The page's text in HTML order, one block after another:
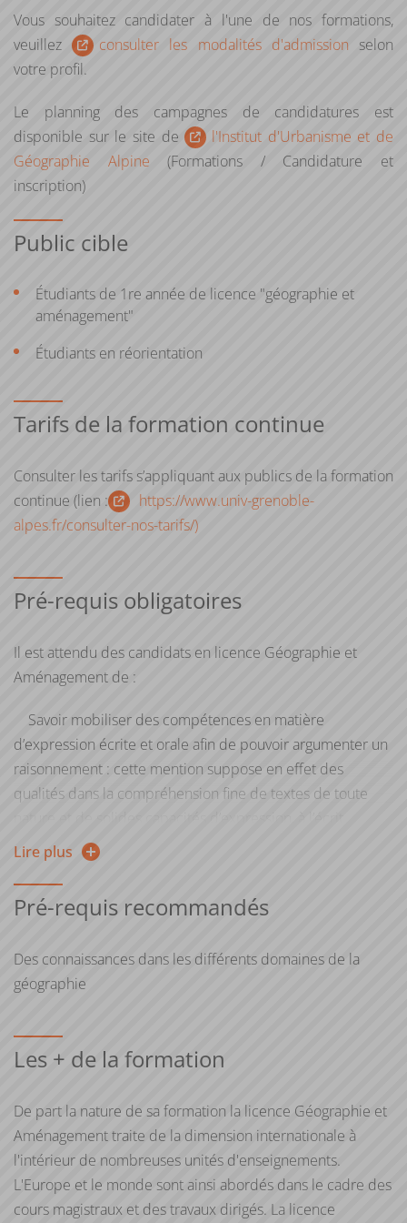
ou si vous êtes salarié, demandeur d'emploi, travailleur
indépendant
Si vous n'avez pas le diplôme requis pour intégrer la
formation initiale), vous pouvez entreprendre une
démarche de
validation des acquis personnels et
professionnels (VAPP)
Pour plus d'informations, consultez la page web de la
Direction de la formation continue et de l’apprentissage
Consulter les tarifs s’appliquant aux publics de la formation
continue (lien :
https://www.univ-grenoble-
Vous souhaitez candidater à l'une de nos formations,
veuillez
consulter les modalités d'admission selon
votre profil.
Le planning des campagnes de candidatures est
disponible sur le site de
l'Institut d'Urbanisme et de
Géographie Alpine (Formations / Candidature et
inscription)
Public cible
Étudiants de 1re année de licence "géographie et
aménagement"
Étudiants en réorientation
Tarifs de la formation continue
Consulter les tarifs s’appliquant aux publics de la formation
continue (lien :
https://www.univ-grenoble-
alpes.fr/consulter-nos-tarifs/)
Pré-requis obligatoires
Il est attendu des candidats en licence Géographie et
Aménagement de :
Savoir mobiliser des compétences en matière
d’expression écrite et orale afin de pouvoir argumenter un
raisonnement : cette mention suppose en effet des
qualités dans la compréhension fine de textes de toute
comme à l’oral, afin de pouvoir analyser, argumenter,
construire un raisonnement, synthétiser, produire, éditer et
traiter des contenus diversifiés
Disposer d’un bon niveau dans au moins une langue
obligatoirement des enseignements de langues vivantes.
La maîtrise d’au moins une langue au niveau baccalauréat
Etre intéressé par la démarche scientifique : cette
mention suppose la capacité à comprendre et produire
données et de concepts issus de différentes disciplines
Faire preuve de curiosité intellectuelle et plus
particulièrement pour les sciences humaines : la licence
Géographie et aménagement a pour objet l'étude et la
compréhension du phénomène humain, dans toute sa
Lire plus
Pré-requis recommandés
Des connaissances dans les différents domaines de la
géographie
Les + de la formation
De part la nature de sa formation la licence Géographie et
Aménagement traite de la dimension internationale à
l'intérieur de nombreuses unités d'enseignements.
L'Europe et le monde sont ainsi abordés dans le cadre des
cours magistraux et des travaux dirigés. La licence